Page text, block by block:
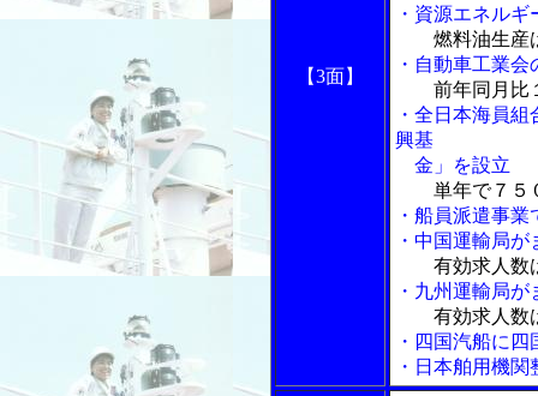
【3面】
・資源エネル
燃料油生産
・自動車工業
前年同月比
・全日本海員
興基
金」を設立
単年で７５
・船員派遣事
・中国運輸局
有効求人数
・九州運輸局
有効求人数
・四国汽船に
・日本舶用機